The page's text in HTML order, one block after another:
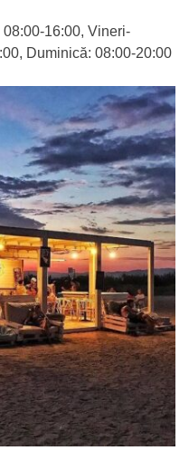
08:00-16:00, Vineri-
Duminică: 08:00-20:00